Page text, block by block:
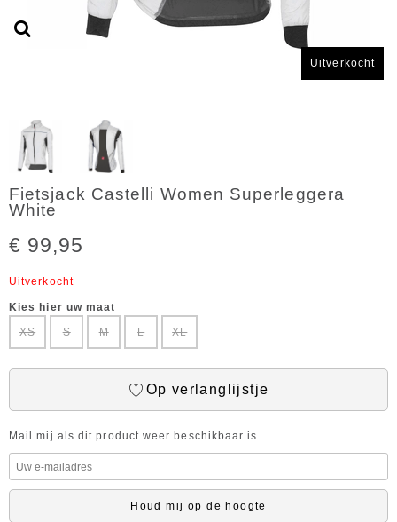
Uitverkocht
Fietsjack Castelli Women Superleggera
White
€ 99,95
Uitverkocht
Kies hier uw maat
XS
S M L XL
Op verlanglijstje
Mail mij als dit product weer beschikbaar is
Houd mij op de hoogte